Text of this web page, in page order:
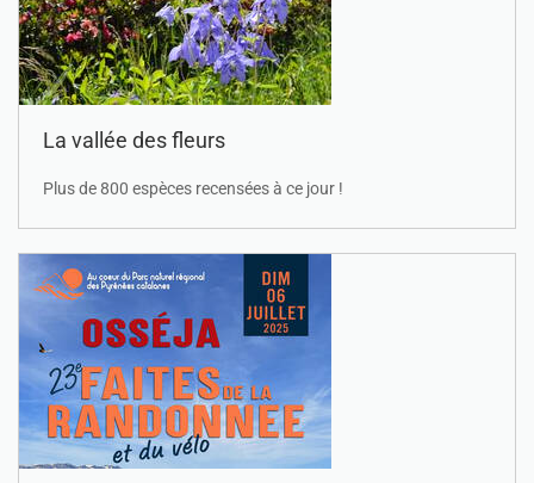
La vallée des fleurs
Plus de 800 espèces recensées à ce jour !